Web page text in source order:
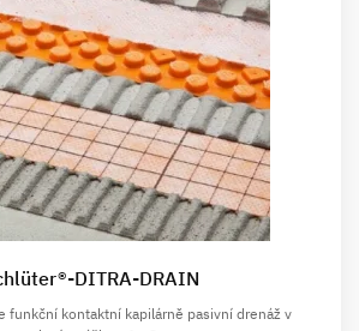
DITRA-DRAIN
funkční kontaktní kapilárně pasivní drenáž v